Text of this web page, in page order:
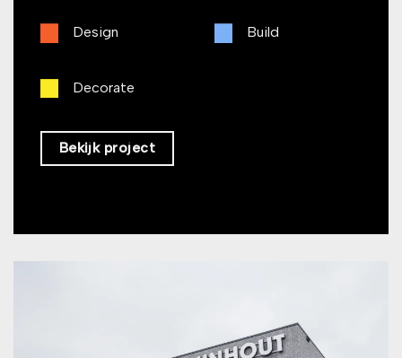
Design Build
Decorate
Bekijk project